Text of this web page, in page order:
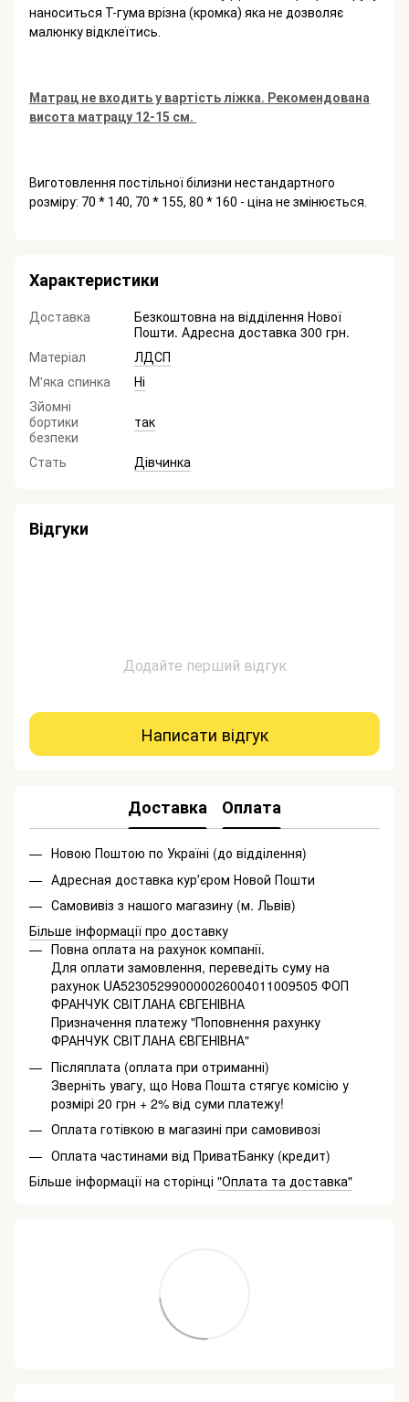
наноситься Т-гума врізна (кромка) яка не дозволяє
малюнку відклеїтись.
Матрац не входить у вартість ліжка. Рекомендована
висота матрацу 12-15 см.
Виготовлення постільної білизни нестандартного
розміру: 70 * 140, 70 * 155, 80 * 160 - ціна не змінюється.
Характеристики
Доставка
Безкоштовна на відділення Нової
Пошти. Адресна доставка 300 грн.
Матеріал
ЛДСП
М'яка спинка
Ні
Зйомні
бортики
безпеки
так
Стать Дівчинка
Відгуки
Додайте перший відгук
Написати відгук
Доставка Оплата
Новою Поштою по Україні (до відділення)
Адресная доставка курʼєром Новой Пошти
Самовивіз з нашого магазину (м. Львів)
Більше інформації про доставку
Повна оплата на рахунок компанії.
Для оплати замовлення, переведіть суму на
рахунок UA523052990000026004011009505 ФОП
ФРАНЧУК СВІТЛАНА ЄВГЕНІВНА
Призначення платежу "Поповнення рахунку
ФРАНЧУК СВІТЛАНА ЄВГЕНІВНА"
Післяплата (оплата при отриманні)
Зверніть увагу, що Нова Пошта стягує комісію у
розмірі 20 грн + 2% від суми платежу!
Оплата готівкою в магазині при самовивозі
Оплата частинами від ПриватБанку (кредит)
Більше інформації на сторінці "Оплата та доставка"